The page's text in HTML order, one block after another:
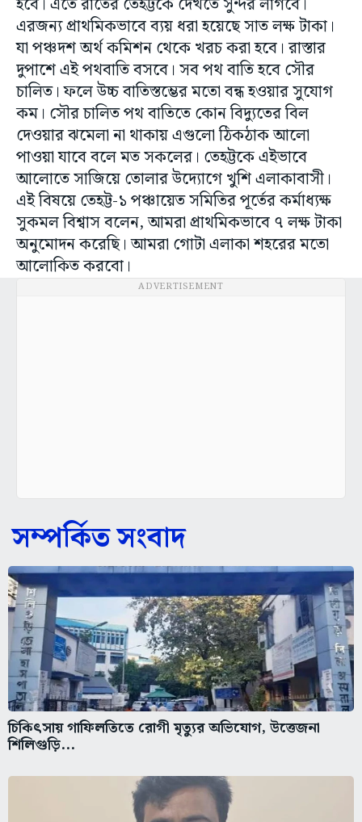
এরজন্য প্রাথমিকভাবে ব্যয় ধরা হয়েছে সাত লক্ষ টাকা।
যা পঞ্চদশ অর্থ কমিশন থেকে খরচ করা হবে। রাস্তার
দুপাশে এই পথবাতি বসবে। সব পথ বাতি হবে সৌর
চালিত। ফলে উচ্চ বাতিস্তম্ভের মতো বন্ধ হওয়ার সুযোগ
কম। সৌর চালিত পথ বাতিতে কোন বিদ্যুতের বিল
দেওয়ার ঝমেলা না থাকায় এগুলো ঠিকঠাক আলো
পাওয়া যাবে বলে মত সকলের। তেহট্টকে এইভাবে
আলোতে সাজিয়ে তোলার উদ্যোগে খুশি এলাকাবাসী।
এই বিষয়ে তেহট্ট-১ পঞ্চায়েত সমিতির পূর্তের কর্মাধ্যক্ষ
সুকমল বিশ্বাস বলেন, আমরা প্রাথমিকভাবে ৭ লক্ষ টাকা
অনুমোদন করেছি। আমরা গোটা এলাকা শহরের মতো
আলোকিত করবো।
ADVERTISEMENT
সম্পর্কিত সংবাদ
চিকিৎসায় গাফিলতিতে রোগী মৃত্যুর অভিযোগ, উত্তেজনা
শিলিগুড়ি...